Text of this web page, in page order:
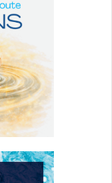
! On critique
qu’elle ne
le projet est
tous est
de la Ville
à
de la Soirée
dernier ;
ce à quoi
pourrez